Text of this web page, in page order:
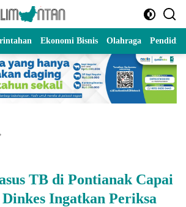
Ekonomi Bisnis Olahraga
TB di Pontianak Capai
Dinkes Ingatkan Periksa